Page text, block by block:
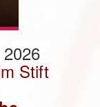
Stift